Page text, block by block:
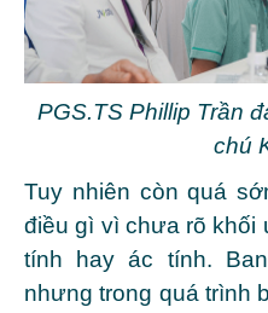
PGS.TS Phillip Trần
chú
Tuy nhiên còn quá
điều gì vì chưa rõ khối
tính hay ác tính.
nhưng trong quá trình